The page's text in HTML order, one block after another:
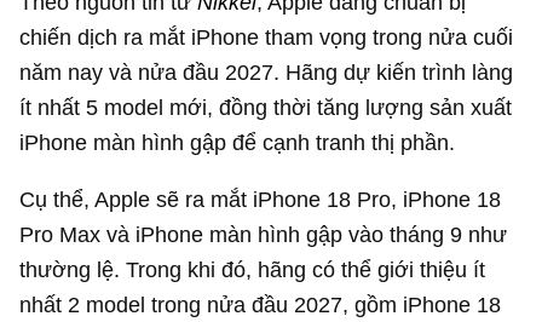
chiến dịch ra mắt iPhone tham vọng trong nửa cuối
năm nay và nửa đầu 2027. Hãng dự kiến trình làng
ít nhất 5 model mới, đồng thời tăng lượng sản xuất
iPhone màn hình gập để cạnh tranh thị phần.
Cụ thể, Apple sẽ ra mắt iPhone 18 Pro, iPhone 18
Pro Max và iPhone màn hình gập vào tháng 9 như
thường lệ. Trong khi đó, hãng có thể giới thiệu ít
nhất 2 model trong nửa đầu 2027, gồm iPhone 18